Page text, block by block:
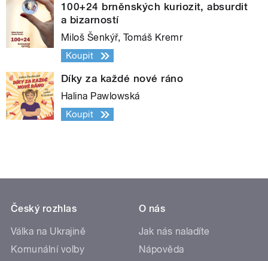
100+24 brněnských kuriozit, absurdit
a bizarností
Miloš Šenkýř, Tomáš Kremr
Koupit
Díky za každé nové ráno
Halina Pawlowská
Koupit
Český rozhlas
Válka na Ukrajině
Komunální volby
O nás
Jak nás naladíte
Nápověda